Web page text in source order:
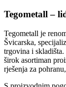
Tegometall –
Tegometall je
Švicarska,
trgovina i skladišta.
širok asortiman
rješenja za